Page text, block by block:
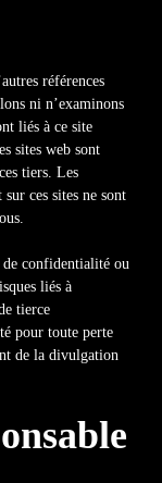
références
ni n’examinons
liés à ce site
sites web sont
tiers. Les
ces sites ne sont
de confidentialité ou
liés à
tierce
pour toute perte
de la divulgation